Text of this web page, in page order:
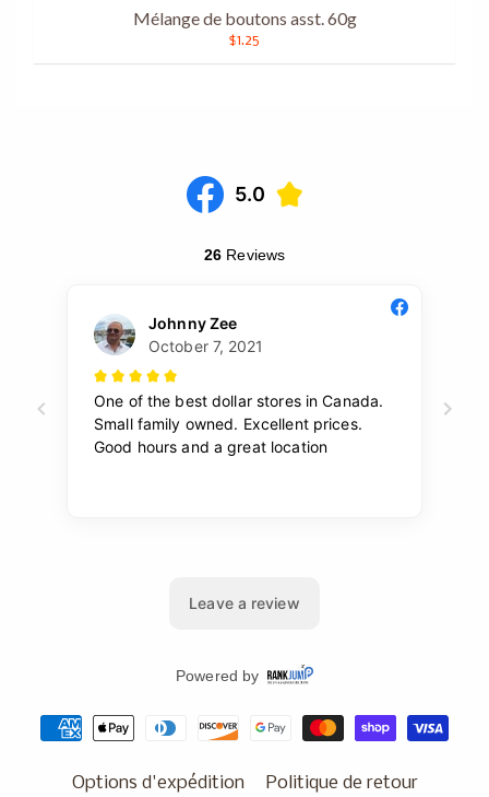
Mélange de boutons asst. 60g
$1.25
Options d'expédition Politique de retour